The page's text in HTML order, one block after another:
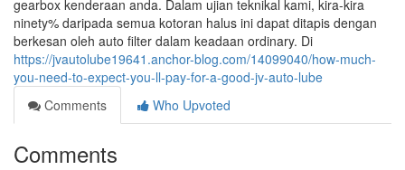
gearbox kenderaan anda. Dalam ujian teknikal kami, kira-kira
ninety% daripada semua kotoran halus ini dapat ditapis dengan
berkesan oleh auto filter dalam keadaan ordinary. Di
https://jvautolube19641.anchor-blog.com/14099040/how-much-
you-need-to-expect-you-ll-pay-for-a-good-jv-auto-lube
Comments
Who Upvoted
Comments